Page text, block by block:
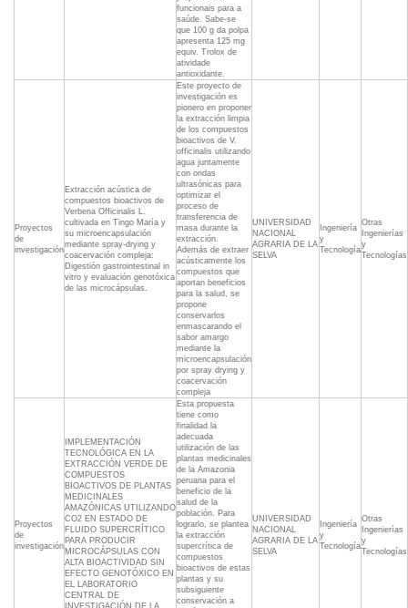
funcionais para a
saúde. Sabe-se
que 100 g da polpa
apresenta 125 mg
equiv. Trolox de
atividade
antioxidante.
Proyectos
de
investigación
Extracción acústica de
compuestos bioactivos de
Verbena Officinalis L.
cultivada en Tingo María y
su microencapsulación
mediante spray-drying y
coacervación compleja:
Digestión gastrointestinal in
vitro y evaluación genotóxica
de las microcápsulas.
Este proyecto de
investigación es
pionero en proponer
la extracción limpia
de los compuestos
bioactivos de V.
officinalis utilizando
agua juntamente
con ondas
ultrasónicas para
optimizar el
proceso de
transferencia de
masa durante la
extracción.
Además de extraer
acústicamente los
compuestos que
aportan beneficios
para la salud, se
propone
conservarlos
enmascarando el
sabor amargo
mediante la
microencapsulación
por spray drying y
coacervación
compleja
UNIVERSIDAD
NACIONAL
AGRARIA DE LA
SELVA
Ingeniería
y
Tecnología
Otras
Ingenierías
y
Tecnologías
Proyectos
de
investigación
IMPLEMENTACIÓN
TECNOLÓGICA EN LA
EXTRACCIÓN VERDE DE
COMPUESTOS
BIOACTIVOS DE PLANTAS
MEDICINALES
AMAZÓNICAS UTILIZANDO
CO2 EN ESTADO DE
FLUIDO SUPERCRÍTICO
PARA PRODUCIR
MICROCÁPSULAS CON
ALTA BIOACTIVIDAD SIN
EFECTO GENOTÓXICO EN
EL LABORATORIO
CENTRAL DE
INVESTIGACIÓN DE LA
Esta propuesta
tiene como
finalidad la
adecuada
utilización de las
plantas medicinales
de la Amazonia
peruana para el
beneficio de la
salud de la
población. Para
lograrlo, se plantea
la extracción
supercrítica de
compuestos
bioactivos de estas
plantas y su
subsiguiente
conservación a
UNIVERSIDAD
NACIONAL
AGRARIA DE LA
SELVA
Ingeniería
y
Tecnología
Otras
Ingenierías
y
Tecnologías